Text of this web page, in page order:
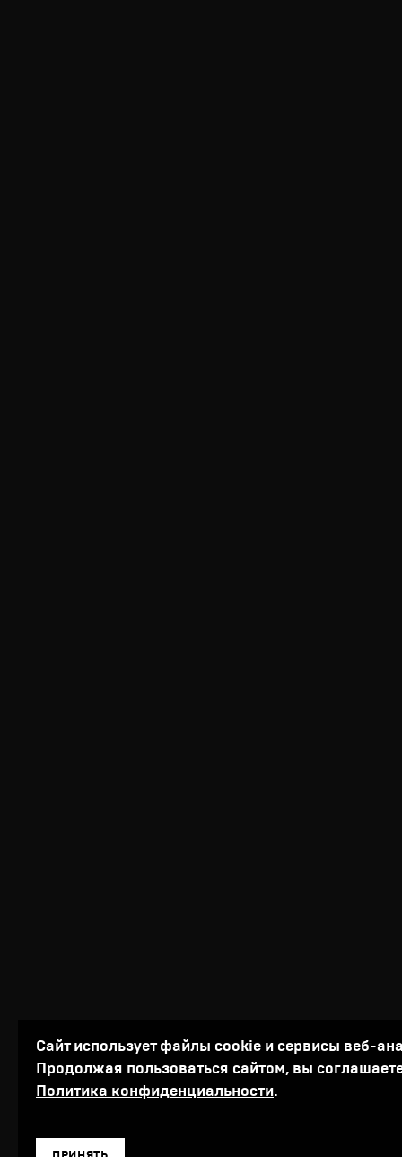
Сайт использует файлы cookie и сервисы веб-
Продолжая пользоваться сайтом, вы
Политика конфиденциальности.